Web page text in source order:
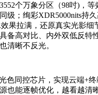
个万象分区（98吋)，等
级；绚彩XDR5000nits持
果拉满，还原真实光影细
备高对比、内外双低反特
清晰不反光。
色同控芯片，实现云端+
也能逐帧优化，越看越清